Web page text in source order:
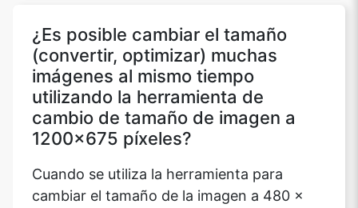
¿Es posible cambiar el tamaño
(convertir, optimizar) muchas
imágenes al mismo tiempo
utilizando la herramienta de
cambio de tamaño de imagen a
1200x675 píxeles?
Cuando se utiliza la herramienta para
cambiar el tamaño de la imagen a 480 x